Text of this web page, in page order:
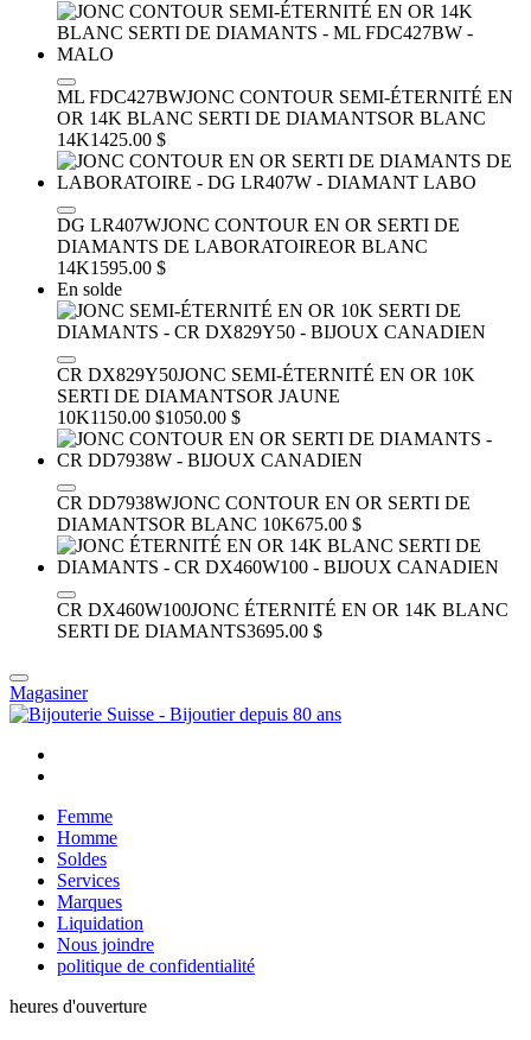
ML FDC427BWJONC CONTOUR SEMI-ÉTERNITÉ EN
OR 14K BLANC SERTI DE DIAMANTSOR BLANC
14K1425.00 $
DG LR407WJONC CONTOUR EN OR SERTI DE
DIAMANTS DE LABORATOIREOR BLANC
14K1595.00 $
En solde
CR DX829Y50JONC SEMI-ÉTERNITÉ EN OR 10K
SERTI DE DIAMANTSOR JAUNE
10K1150.00 $1050.00 $
CR DD7938WJONC CONTOUR EN OR SERTI DE
DIAMANTSOR BLANC 10K675.00 $
CR DX460W100JONC ÉTERNITÉ EN OR 14K BLANC
SERTI DE DIAMANTS3695.00 $
Magasiner
Femme
Homme
Soldes
Services
Marques
Liquidation
Nous joindre
politique de confidentialité
heures d'ouverture